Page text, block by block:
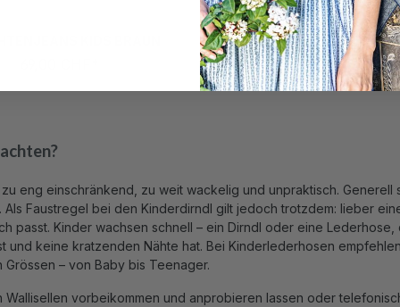
TRACHTENJEANS KIDS
59,00 CHF*
69,00 CHF* (14.49%
eng einschränkend, zu weit wackelig und unpraktisch.
Faustregel bei den Kinderdirndl gilt jedoch trotzdem: lieber
passt. Kinder wachsen schnell – ein Dirndl oder eine
keine kratzenden Nähte hat. Bei Kinderlederhosen
– von Baby bis Teenager.
vorbeikommen und anprobieren lassen oder